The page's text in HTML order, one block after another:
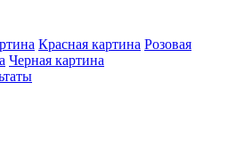
Красная картина Розовая
Черная картина